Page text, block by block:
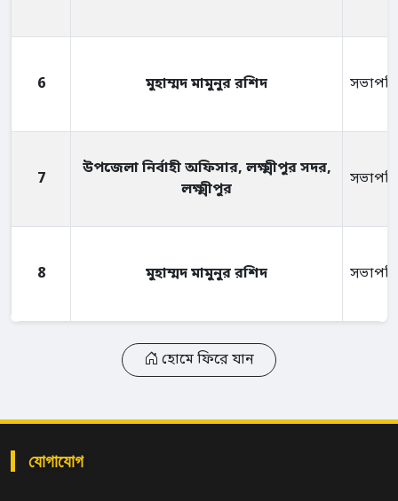
6 মুহাম্মদ মামুনুর রশিদ
7
উপজেলা নির্বাহী অফিসার, লক্ষ্মীপুর সদর,
লক্ষ্মীপুর
8 মুহাম্মদ মামুনুর রশিদ
হোমে ফিরে যান
যোগাযোগ